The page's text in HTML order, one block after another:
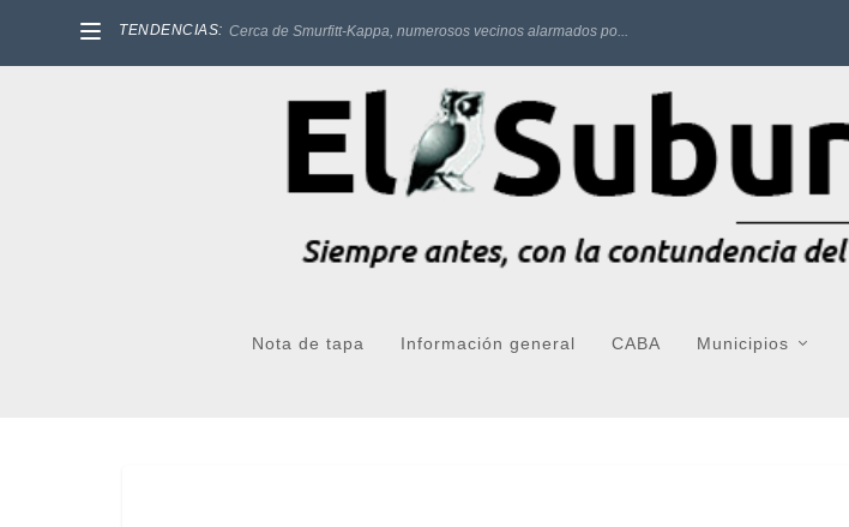
TENDENCIAS: Cerca de Smurfitt-Kappa, numerosos vecinos alarmados po...
Nota de tapa Información general CABA Municipios